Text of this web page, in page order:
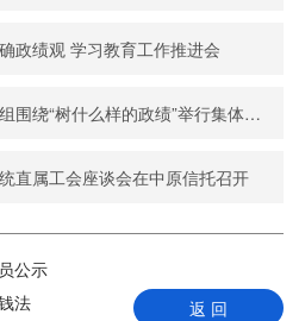
政绩观 学习教育工作推进会
“树什么样的政绩”举行集体学习研讨
直属工会座谈会在中原信托召开
公示
法 返 回